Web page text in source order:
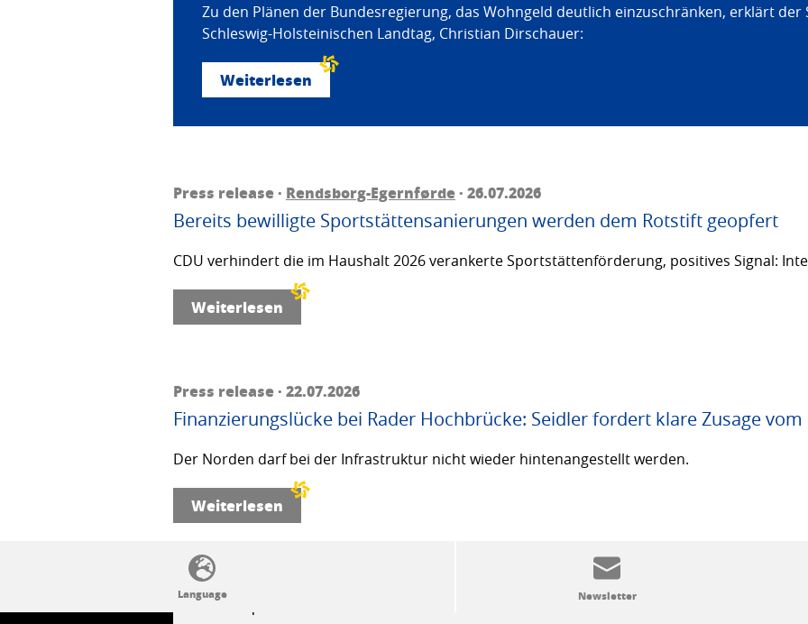
Zu den Plänen der Bundesregierung, das Wohngeld deutlich einzuschränken, erklärt der
Schleswig-Holsteinischen Landtag, Christian Dirschauer:
Weiterlesen
Press release · Rendsborg-Egernførde· 26.07.2026
Bereits bewilligte Sportstättensanierungen werden dem Rotstift geopfert
CDU verhindert die im Haushalt 2026 verankerte Sportstättenförderung, positives Signal:
Weiterlesen
Press release · 22.07.2026
Finanzierungslücke bei Rader Hochbrücke: Seidler fordert klare Zusage vom
Der Norden darf bei der Infrastruktur nicht wieder hintenangestellt werden.
Weiterlesen
SSW politics from A to Z